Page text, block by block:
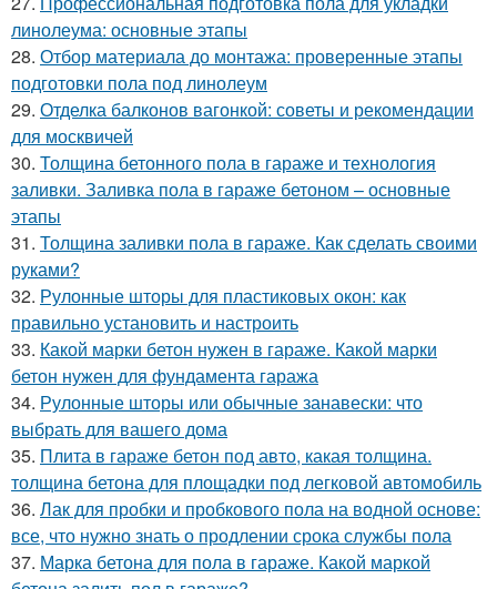
линолеума: основные этапы
28. Отбор материала до монтажа: проверенные этапы
подготовки пола под линолеум
29. Отделка балконов вагонкой: советы и рекомендации
для москвичей
30. Толщина бетонного пола в гараже и технология
заливки. Заливка пола в гараже бетоном – основные
этапы
31. Толщина заливки пола в гараже. Как сделать своими
руками?
32. Рулонные шторы для пластиковых окон: как
правильно установить и настроить
33. Какой марки бетон нужен в гараже. Какой марки
бетон нужен для фундамента гаража
34. Рулонные шторы или обычные занавески: что
выбрать для вашего дома
35. Плита в гараже бетон под авто, какая толщина.
толщина бетона для площадки под легковой автомобиль
36. Лак для пробки и пробкового пола на водной основе:
все, что нужно знать о продлении срока службы пола
37. Марка бетона для пола в гараже. Какой маркой